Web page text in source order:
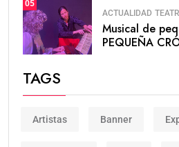
05
ACTUALIDAD
Musical de
PEQUEÑA
TAGS
Artistas Banner